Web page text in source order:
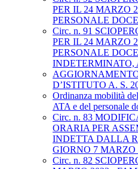
PER IL 24 MARZO
PERSONALE
Circ. n. 91
PER IL 24 MARZO
PERSONALE
INDETERMINATO,
D’ISTITUTO A. S.
Ordinanza mobilità
ATA e del personale
Circ. n. 83
ORARIA PER
INDETTA DALLA
GIORNO 7 MARZO
Circ. n. 82